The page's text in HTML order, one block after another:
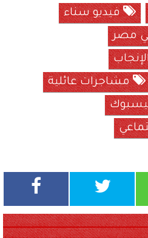
فيديو سناء
مصر
مشاجرات عائلية